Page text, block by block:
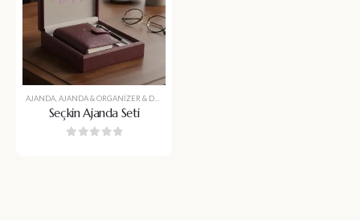
AJANDA AJANDA & ORGANIZER & DEFTER
Seçkin Ajanda Seti